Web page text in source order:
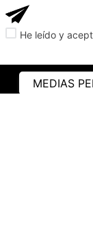
He leído y
MEDIAS